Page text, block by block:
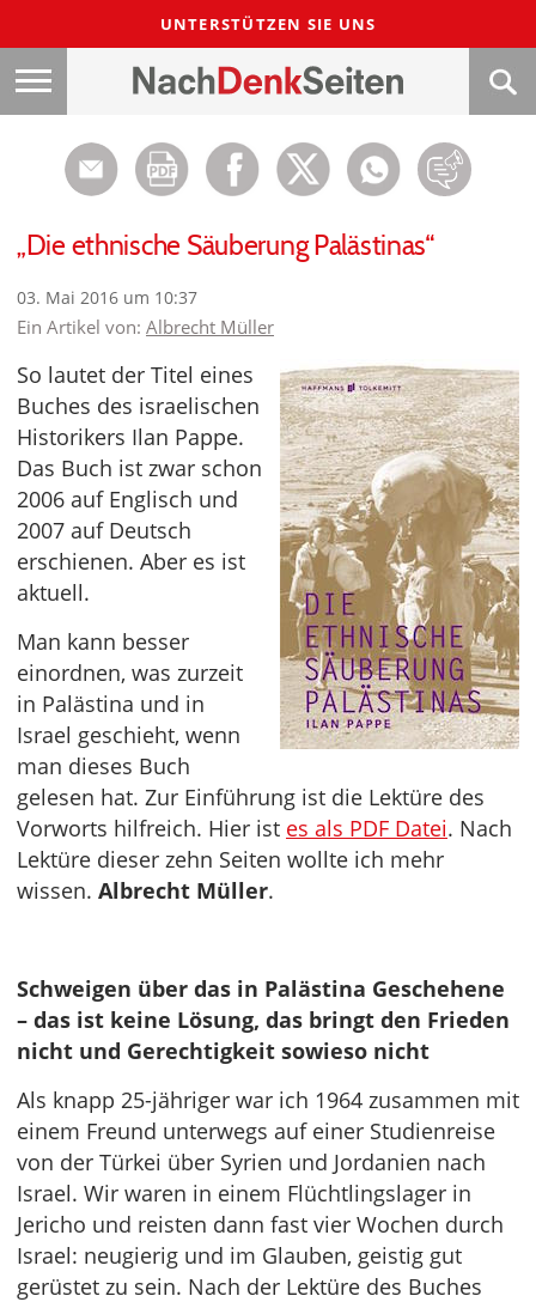
UNTERSTÜTZEN SIE UNS
„Die ethnische Säuberung Palästinas“
03. Mai 2016 um 10:37
Ein Artikel von: Albrecht Müller
So lautet der Titel eines
Buches des israelischen
Historikers Ilan Pappe.
Das Buch ist zwar schon
2006 auf Englisch und
2007 auf Deutsch
erschienen. Aber es ist
aktuell.
Man kann besser
einordnen, was zurzeit
in Palästina und in
Israel geschieht, wenn
man dieses Buch
gelesen hat. Zur Einführung ist die Lektüre des
Vorworts hilfreich. Hier ist es als PDF Datei. Nach
Lektüre dieser zehn Seiten wollte ich mehr
wissen. Albrecht Müller.
Schweigen über das in Palästina Geschehene
– das ist keine Lösung, das bringt den Frieden
nicht und Gerechtigkeit sowieso nicht
Als knapp 25-jähriger war ich 1964 zusammen mit
einem Freund unterwegs auf einer Studienreise
von der Türkei über Syrien und Jordanien nach
Israel. Wir waren in einem Flüchtlingslager in
Jericho und reisten dann fast vier Wochen durch
Israel: neugierig und im Glauben, geistig gut
gerüstet zu sein. Nach der Lektüre des Buches